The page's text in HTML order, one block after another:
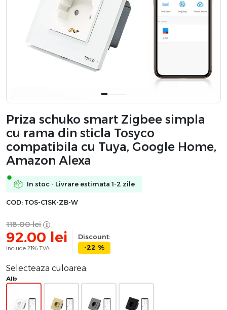
Priza schuko smart Zigbee simpla
cu rama din sticla Tosyco
compatibila cu Tuya, Google Home,
Amazon Alexa
In stoc - Livrare estimata 1-2 zile
COD: TOS-C1SK-ZB-W
118.00 lei
92.00 lei
include 21% TVA
Discount:
-22 %
Selecteaza culoarea:
Alb